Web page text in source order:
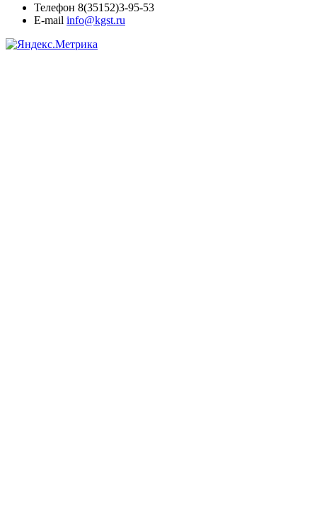
Телефон 8(35152)3-95-53
E-mail info@kgst.ru